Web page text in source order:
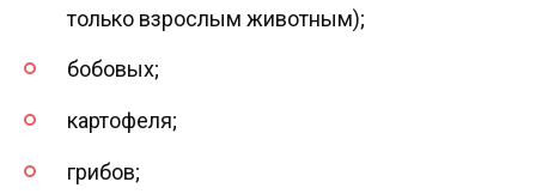
только взрослым животным);
бобовых;
картофеля;
грибов;